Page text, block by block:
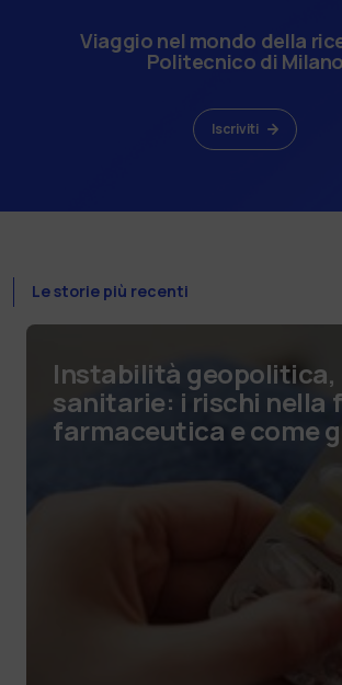
Viaggio nel mondo della
Politecnico di Milano
Iscriviti
Le storie più recenti
Instabilità geopolitica,
sanitarie: i rischi nella
farmaceutica e come